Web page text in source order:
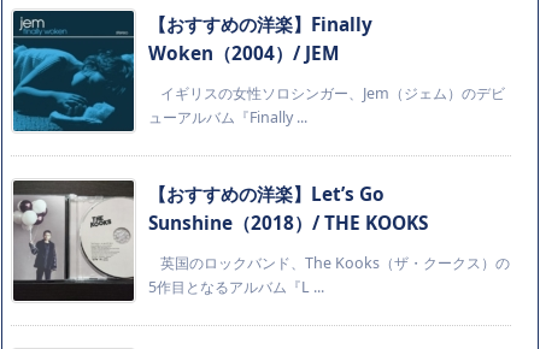
【おすすめの洋楽】Finally
Woken（2004）/ JEM
イギリスの女性ソロシンガー、Jem（ジェム）のデビ
ューアルバム『Finally ...
【おすすめの洋楽】Let’s Go
Sunshine（2018）/ THE KOOKS
英国のロックバンド、The Kooks（ザ・クークス）の
5作目となるアルバム『L ...